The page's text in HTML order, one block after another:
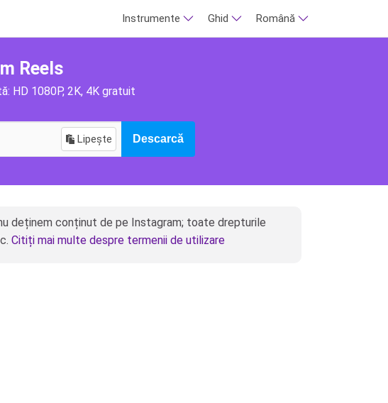
Instrumente Ghid Română
Reels
HD 1080P, 2K, 4K gratuit
Lipește Descarcă
deținem conținut de pe Instagram; toate drepturile
Citiți mai multe despre termenii de utilizare